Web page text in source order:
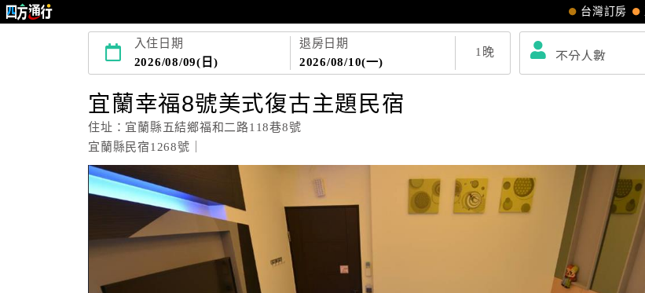
台灣訂房
入住日期
2026/08/09(日)
退房日期
2026/08/10(一)
1 晚
宜蘭幸福8號美式復古主題民宿
住址：宜蘭縣五結鄉福和二路118巷8號
宜蘭縣民宿1268號｜